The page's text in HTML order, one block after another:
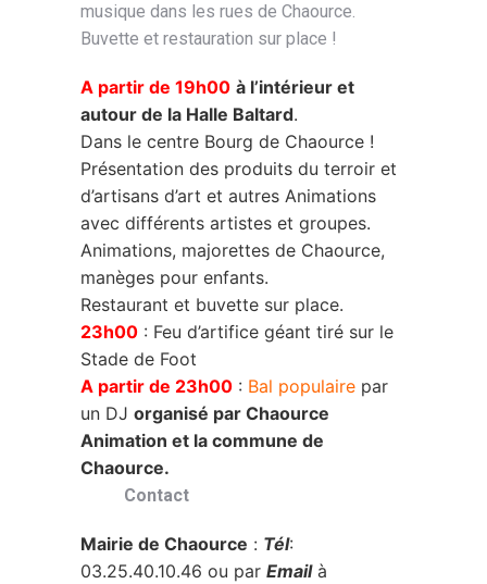
musique dans les rues de Chaource.
Buvette et restauration sur place !
A partir de 19h00 à l’intérieur et
autour de la Halle Baltard.
Dans le centre Bourg de Chaource !
Présentation des produits du terroir et
d’artisans d’art et autres Animations
avec différents artistes et groupes.
Animations, majorettes de Chaource,
manèges pour enfants.
Restaurant et buvette sur place.
23h00 : Feu d’artifice géant tiré sur le
Stade de Foot
A partir de 23h00 : Bal populaire par
un DJ organisé par Chaource
Animation et la commune de
Chaource.
Contact
Mairie de Chaource : Tél:
03.25.40.10.46 ou par Email à